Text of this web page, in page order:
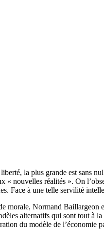
la plus grande est sans
« nouvelles réalités ». On
Face à une telle servilité
morale, Normand Baillargeon
alternatifs qui sont tout à
du modèle de l’économie